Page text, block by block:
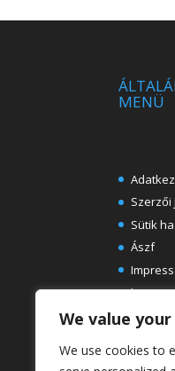
We value
We use cookies to
MENÜ
Szerzői
Sütik
Ászf
Rólunk